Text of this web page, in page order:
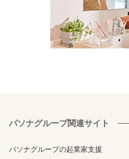
パソナグループ関連サイト
パソナグループの起業家支援